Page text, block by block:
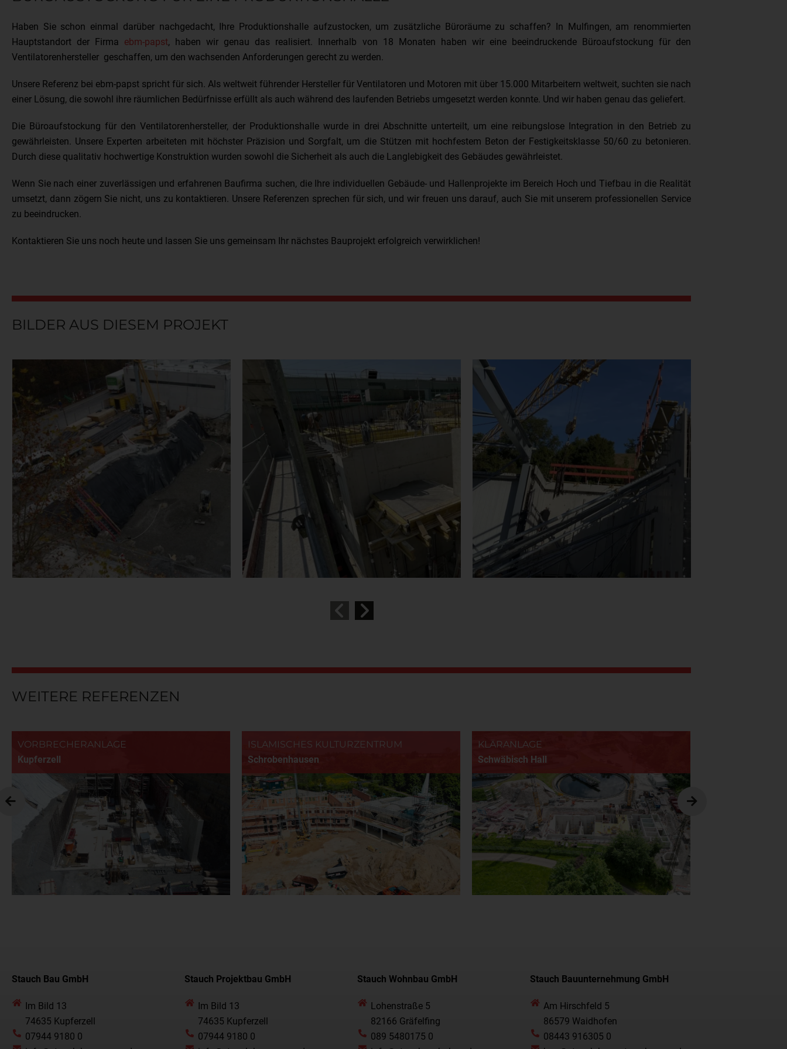
Haben Sie schon einmal darüber nachgedacht, Ihre Produktionshalle aufzustocken, um zusätzliche Büroräume zu schaffen? In Mulfingen, am renommierten
Hauptstandort der Firma ebm-papst, haben wir genau das realisiert. Innerhalb von 18 Monaten haben wir eine beeindruckende Büroaufstockung für den
Ventilatorenhersteller geschaffen, um den wachsenden Anforderungen gerecht zu werden.
Unsere Referenz bei ebm-papst spricht für sich. Als weltweit führender Hersteller für Ventilatoren und Motoren mit über 15.000 Mitarbeitern weltweit, suchten sie nach
einer Lösung, die sowohl ihre räumlichen Bedürfnisse erfüllt als auch während des laufenden Betriebs umgesetzt werden konnte. Und wir haben genau das geliefert.
Die Büroaufstockung für den Ventilatorenhersteller, der Produktionshalle wurde in drei Abschnitte unterteilt, um eine reibungslose Integration in den Betrieb zu
gewährleisten. Unsere Experten arbeiteten mit höchster Präzision und Sorgfalt, um die Stützen mit hochfestem Beton der Festigkeitsklasse 50/60 zu betonieren.
Durch diese qualitativ hochwertige Konstruktion wurden sowohl die Sicherheit als auch die Langlebigkeit des Gebäudes gewährleistet.
Wenn Sie nach einer zuverlässigen und erfahrenen Baufirma suchen, die Ihre individuellen Gebäude- und Hallenprojekte im Bereich Hoch und Tiefbau in die Realität
umsetzt, dann zögern Sie nicht, uns zu kontaktieren. Unsere Referenzen sprechen für sich, und wir freuen uns darauf, auch Sie mit unserem professionellen Service
zu beeindrucken.
Kontaktieren Sie uns noch heute und lassen Sie uns gemeinsam Ihr nächstes Bauprojekt erfolgreich verwirklichen!
BILDER AUS DIESEM PROJEKT
WEITERE REFERENZEN
Kupferzell
VORBRECHERANLAGE
Schrobenhausen
ISLAMISCHES KULTURZENTRUM
Schwäbisch Hall
KLÄRANLAGE
Stauch Bau GmbH
Im Bild 13
74635 Kupferzell
07944 9180 0
Stauch Projektbau GmbH
Im Bild 13
74635 Kupferzell
07944 9180 0
Stauch Wohnbau GmbH
Lohenstraße 5
82166 Gräfelfing
089 5480175 0
Stauch Bauunternehmung GmbH
Am Hirschfeld 5
86579 Waidhofen
08443 916305 0